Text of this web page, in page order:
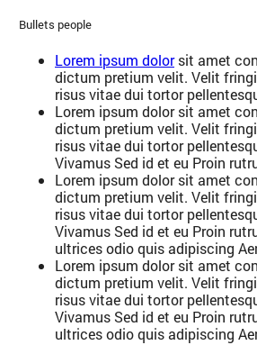
Bullets people
Lorem ipsum dolorsit amet
dictum pretium velit. Velit
risus vitae dui tortor
Lorem ipsum dolor sit amet
dictum pretium velit. Velit
risus vitae dui tortor
Vivamus Sed id et eu Proin
Lorem ipsum dolor sit amet
dictum pretium velit. Velit
risus vitae dui tortor
Vivamus Sed id et eu Proin
ultrices odio quis adipiscing
Lorem ipsum dolor sit amet
dictum pretium velit. Velit
risus vitae dui tortor
Vivamus Sed id et eu Proin
ultrices odio quis adipiscing